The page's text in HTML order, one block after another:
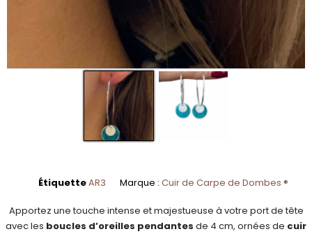
ÉtiquetteAR3 Marque : Cuir de Carpe de Dombes ®
Apportez une touche intense et majestueuse à votre port de tête
avec les boucles d’oreilles pendantes de 4 cm, ornées de cuir